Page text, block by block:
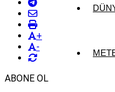
+
-
ABONE OL